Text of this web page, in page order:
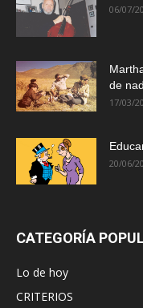
06/07/
de
17/03/
20/06/
CATEGORÍA
Lo de hoy
CRITERIOS